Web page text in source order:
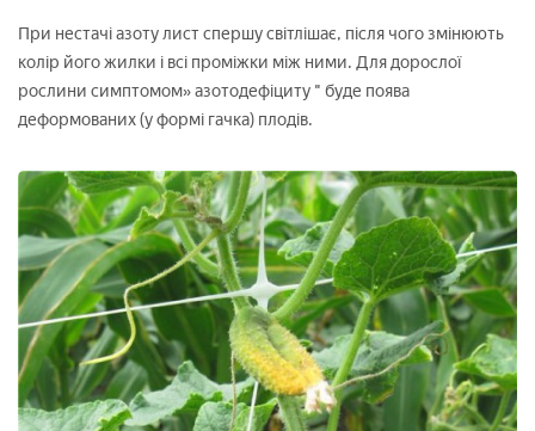
При нестачі азоту лист спершу світлішає, після чого змінюють
колір його жилки і всі проміжки між ними. Для дорослої
рослини симптомом» азотодефіциту " буде поява
деформованих (у формі гачка) плодів.